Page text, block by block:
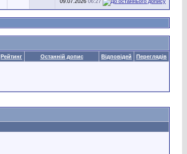
Рейтинг Останній допис Відповідей Переглядів